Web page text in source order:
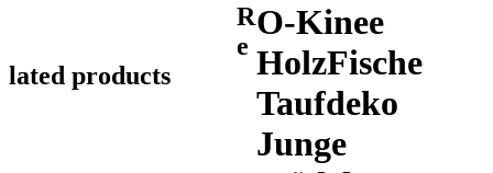
O-Kinee
HolzFische
Taufdeko
Junge
R
e
lated products